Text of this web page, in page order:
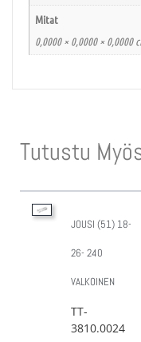
Mitat
0,0000 × 0,0000 × 0,0000
Tutustu
JOUSI (51) 18-
26- 240
VALKOINEN
TT-
3810.0024